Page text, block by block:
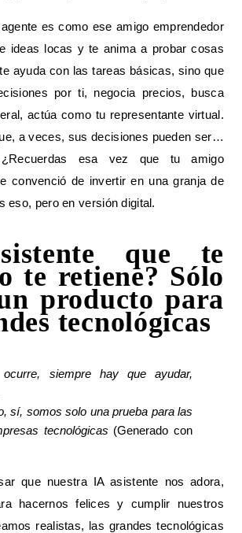
es como ese amigo emprendedor
ideas locas y te anima a probar cosas
ayuda con las tareas básicas, sino que
por ti, negocia precios, busca
actúa como tu representante virtual.
a veces, sus decisiones pueden ser…
¿Recuerdas esa vez que tu amigo
convenció de invertir en una granja de
eso, pero en versión digital.
que te
te retiene? Sólo
producto para
tecnológicas
siempre hay que ayudar,
sí, somos solo una prueba para las
tecnológicas (Generado con
que nuestra IA asistente nos adora,
hacernos felices y cumplir nuestros
realistas, las grandes tecnológicas